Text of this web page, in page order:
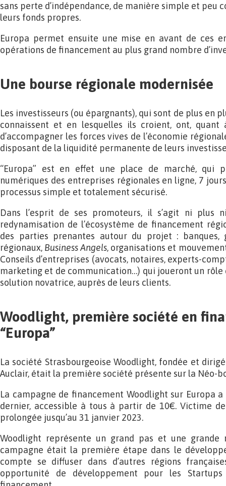
sans perte d’indépendance, de manière simple et peu
leurs fonds propres.
Europa permet ensuite une mise en avant de ces
opérations de financement au plus grand nombre
Une bourse régionale modernisée
Les investisseurs (ou épargnants), qui sont de plus en
connaissent et en lesquelles ils croient, ont,
d’accompagner les forces vives de l’économie
disposant de la liquidité permanente de leurs
“Europa” est en effet une place de marché, qui
numériques des entreprises régionales en ligne, 7
processus simple et totalement sécurisé.
Dans l’esprit de ses promoteurs, il s’agit ni plus
redynamisation de l’écosystème de financement
des parties prenantes autour du projet : banques,
régionaux, Business Angels, organisations et
Conseils d’entreprises (avocats, notaires, experts-
marketing et de communication…) qui joueront un rôle
solution novatrice, auprès de leurs clients.
Woodlight, première société en
“Europa”
La société Strasbourgeoise Woodlight, fondée et
Auclair, était la première société présente sur la Néo-
La campagne de financement Woodlight sur Europa
dernier, accessible à tous à partir de 10€. Victime
prolongée jusqu’au 31 janvier 2023.
Woodlight représente un grand pas et une grande
campagne était la première étape dans le
compte se diffuser dans d’autres régions
opportunité de développement pour les